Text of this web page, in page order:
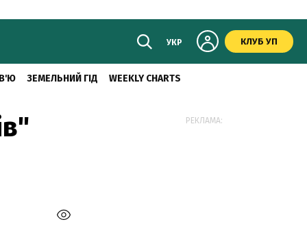
УКР КЛУБ УП
ЗЕМЕЛЬНИЙ ГІД WEEKLY CHARTS
РЕКЛАМА: